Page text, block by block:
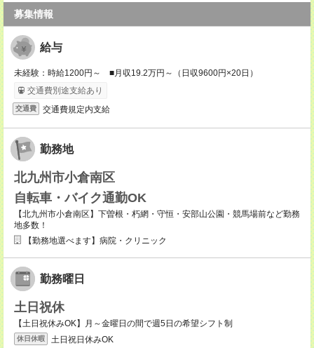
募集情報
給与
未経験：時給1200円～ ■月収19.2万円～（日収9600円×20日）
交通費別途支給あり
交通費 交通費規定内支給
勤務地
北九州市小倉南区
自転車・バイク通勤OK
【北九州市小倉南区】下曽根・朽網・守恒・安部山公園・競馬場前など勤務
地多数！
【勤務地選べます】病院・クリニック
勤務曜日
土日祝休
【土日祝休みOK】月～金曜日の間で週5日の希望シフト制
休日休暇 土日祝日休みOK